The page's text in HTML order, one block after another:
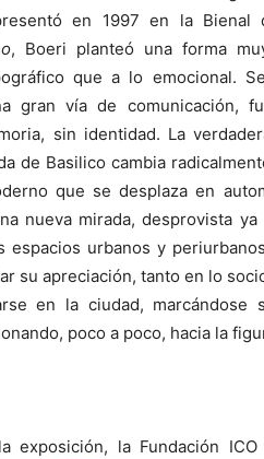
en 1997 en la Bienal
, Boeri planteó una forma
que a lo emocional.
gran vía de comunicación,
sin identidad. La
de Basilico cambia
que se desplaza en
nueva mirada, desprovista
espacios urbanos y
su apreciación, tanto en lo
en la ciudad, marcándose
poco a poco, hacia la
exposición, la Fundación